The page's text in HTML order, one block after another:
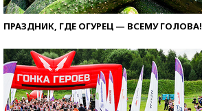
ПРАЗДНИК, ГДЕ ОГУРЕЦ — ВСЕМУ ГОЛОВА!